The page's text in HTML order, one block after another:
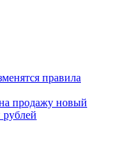
правила
продажу новый
рублей